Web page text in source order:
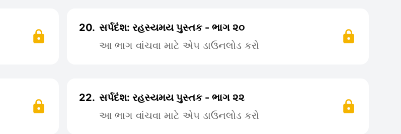
20. સર્પદંશ: રહસ્યમય પુસ્તક - ભાગ ૨૦
આ ભાગ વાંચવા માટે એપ ડાઉનલોડ કરો
22. સર્પદંશ: રહસ્યમય પુસ્તક - ભાગ ૨૨
આ ભાગ વાંચવા માટે એપ ડાઉનલોડ કરો